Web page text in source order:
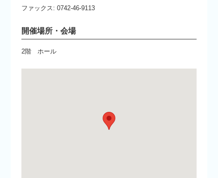
ファックス: 0742-46-9113
開催場所・会場
2階 ホール